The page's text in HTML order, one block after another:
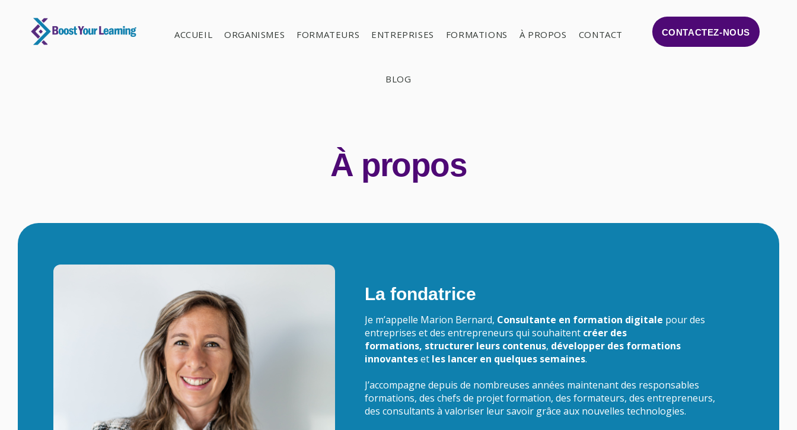
ACCUEIL ORGANISMES FORMATEURS ENTREPRISES FORMATIONS À PROPOS CONTACT
BLOG
CONTACTEZ-NOUS
À propos
La fondatrice
Je m’appelle Marion Bernard, Consultante en formation digitale pour des
entreprises et des entrepreneurs qui souhaitent créer des
formations, structurer leurs contenus, développer des formations
innovanteset les lancer en quelques semaines.
J’accompagne depuis de nombreuses années maintenant des responsables
formations, des chefs de projet formation, des formateurs, des entrepreneurs,
des consultants à valoriser leur savoir grâce aux nouvelles technologies.